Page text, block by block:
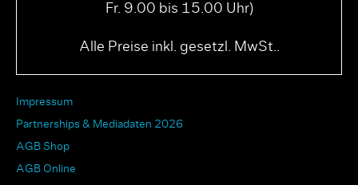
Fr. 9.00 bis 15.00 Uhr)
Alle Preise inkl. gesetzl. MwSt..
Impressum
Partnerships & Mediadaten 2026
AGB Shop
AGB Online